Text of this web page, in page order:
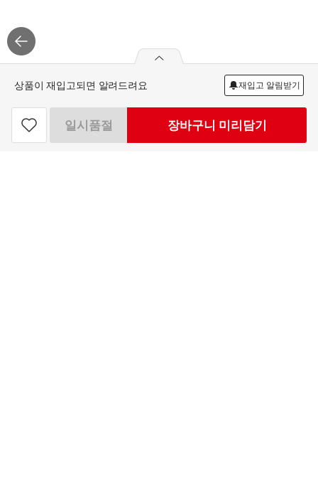
빼
기
더
하
9,990
상품이 재입고되면 알려드려요 재입고 알림받기
일시품절 장바구니 미리담기